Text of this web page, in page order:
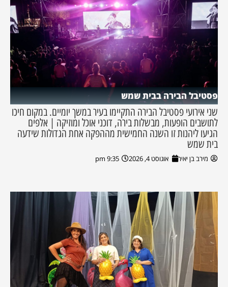
פסטיבל הבירה בבית שמש
שני אירועי פסטיבל הבירה התקיימו בעיר במשך יומיים. במקום חיכו
לתושבים הופעות, מבשלות בירה, דוכני אוכל ומוזיקה | אלפים
הגיעו ליהנות זו השנה החמישית מההפקה אחת הגדולות שידעה
בית שמש
מירב בן יאיר אוגוסט 4, 2026 9:35 pm